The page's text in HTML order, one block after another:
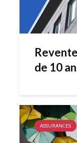
de 10
ASSURANCES